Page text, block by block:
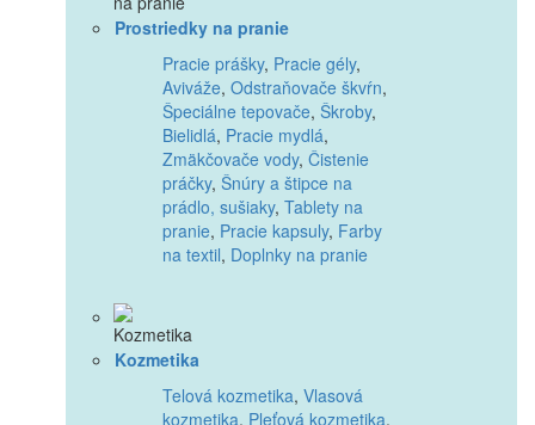
Prostriedky na pranie
Pracie prášky, Pracie gély,
Aviváže, Odstraňovače škvŕn,
Špeciálne tepovače, Škroby,
Bielidlá, Pracie mydlá,
Zmäkčovače vody, Čistenie
práčky, Šnúry a štipce na
prádlo, sušiaky, Tablety na
pranie, Pracie kapsuly, Farby
na textil, Doplnky na pranie
Kozmetika
Telová kozmetika, Vlasová
kozmetika, Pleťová kozmetika,